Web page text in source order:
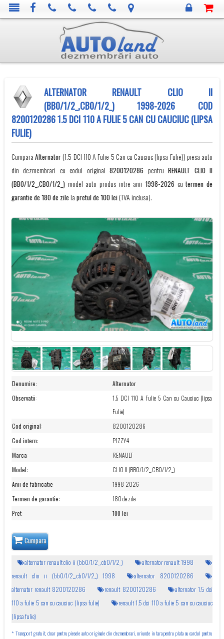
ALTERNATOR RENAULT CLIO II
(BB0/1/2_,CB0/1/2_) 1998-2026 COD
8200120286 1.5 DCI 110 A FULIE 5 CAN CU CAUCIUC (LIPSA
FULIE)
CumparaAlternator (1.5 DCI 110 A Fulie 5 Can cu Cauciuc (lipsa Fulie)) piesa auto
din dezmembrari cu codul original8200120286 pentruRENAULT CLIO II
(BB0/1/2_,CB0/1/2_)model auto produs intre anii1998-2026 cutermen de
garantie de 180 de zile la pretul de 100 lei(TVA inclusa).
Denumire:
Alternator
Observatii:
1.5 DCI 110 A Fulie 5 Can cu Cauciuc (lipsa
Fulie)
Cod original:
8200120286
Cod intern:
P1ZZY4
Marca:
RENAULT
Model:
CLIO II (BB0/1/2_,CB0/1/2_)
Anii de fabricatie:
1998-2026
Termen de garantie:
180 de zile
Pret: 100 lei
Cumpara
alternator renault clio ii (bb0/1/2_,cb0/1/2_)
alternator renault 1998
renault clio ii (bb0/1/2_,cb0/1/2_) 1998
alternator 8200120286
alternator renault 8200120286
renault 8200120286
alternator 1.5 dci
110 a fulie 5 can cu cauciuc (lipsa fulie)
renault 1.5 dci 110 a fulie 5 can cu cauciuc
(lipsa fulie)
* Transport gratuit, doar pentru piesele auto originale din dezmembrari, oriunde in tara pentru plata cu cardul pentru